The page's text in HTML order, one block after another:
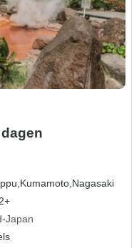
Kumamoto, Nagasaki
Japan